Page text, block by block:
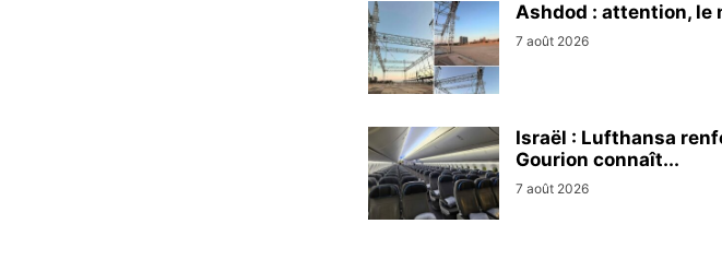
Ashdod : attention, le
7 août 2026
Israël : Lufthansa
Gourion connaît...
7 août 2026